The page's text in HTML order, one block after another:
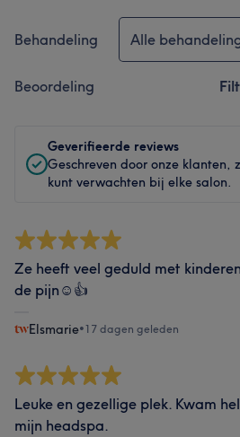
Behandeling Alle
Beoordeling
Geverifieerde reviews
Geschreven door onze klanten,
kunt verwachten bij elke salon.
Ze heeft veel geduld met
de pijn☺️👍
Elsmarie•17 dagen geleden
Leuke en gezellige plek. Kwam
mijn headspa.